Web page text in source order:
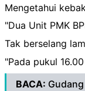
Mengetahui
"Dua Unit PMK
Tak berselang
"Pada pukul
BACA: